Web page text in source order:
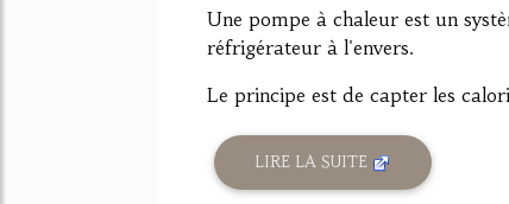
Une pompe à chaleur est un
réfrigérateur à l'envers.
Le principe est de capter les
LIRE LA SUITE